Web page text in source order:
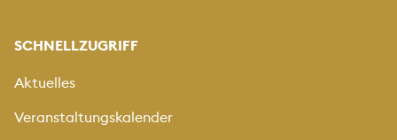
SCHNELLZUGRIFF
Aktuelles
Veranstaltungskalender